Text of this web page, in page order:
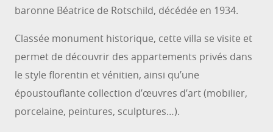
baronne Béatrice de Rotschild, décédée en 1934.
Classée monument historique, cette villa se visite et
permet de découvrir des appartements privés dans
le style florentin et vénitien, ainsi qu’une
époustouflante collection d’œuvres d’art (mobilier,
porcelaine, peintures, sculptures…).